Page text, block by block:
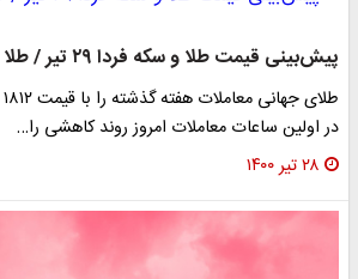
پیش‌بینی قیمت طلا و سکه فردا ۲۹ تیر / طلا گران می شود؟
در اولین ساعات معاملات امروز روند کاهشی را…
۲۸ تیر ۱۴۰۰